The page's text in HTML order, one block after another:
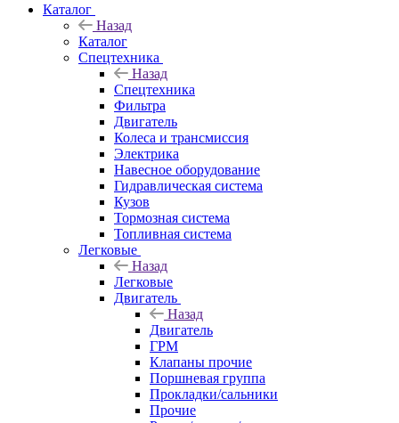
Каталог
Назад
Каталог
Спецтехника
Назад
Спецтехника
Фильтра
Двигатель
Колеса и трансмиссия
Электрика
Навесное оборудование
Гидравлическая система
Кузов
Тормозная система
Топливная система
Легковые
Назад
Легковые
Двигатель
Назад
Двигатель
ГРМ
Клапаны прочие
Поршневая группа
Прокладки/сальники
Прочие